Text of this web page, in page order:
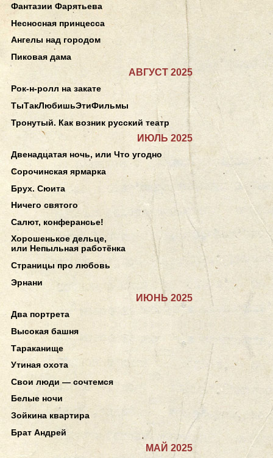
Фантазии Фарятьева
Несносная принцесса
Ангелы над городом
Пиковая дама
АВГУСТ 2025
Рок-н-ролл на закате
ТыТакЛюбишьЭтиФильмы
Тронутый. Как возник русский театр
ИЮЛЬ 2025
Двенадцатая ночь, или Что угодно
Сорочинская ярмарка
Брух. Сюита
Ничего святого
Салют, конферансье!
Хорошенькое дельце,
или Непыльная работёнка
Страницы про любовь
Эрнани
ИЮНЬ 2025
Два портрета
Высокая башня
Тараканище
Утиная охота
Свои люди — сочтемся
Белые ночи
Зойкина квартира
Брат Андрей
МАЙ 2025